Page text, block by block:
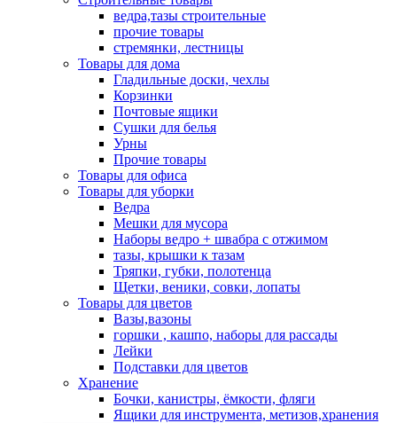
ведра,тазы строительные
прочие товары
стремянки, лестницы
Товары для дома
Гладильные доски, чехлы
Корзинки
Почтовые ящики
Сушки для белья
Урны
Прочие товары
Товары для офиса
Товары для уборки
Ведра
Мешки для мусора
Наборы ведро + швабра с отжимом
тазы, крышки к тазам
Тряпки, губки, полотенца
Щетки, веники, совки, лопаты
Товары для цветов
Вазы,вазоны
горшки , кашпо, наборы для рассады
Лейки
Подставки для цветов
Хранение
Бочки, канистры, ёмкости, фляги
Ящики для инструмента, метизов,хранения